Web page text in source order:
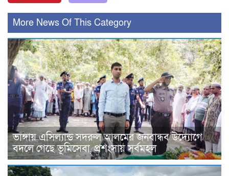
More News Of This Category
ভাঙ্গায় এসিল্যান্ড সদরুল আলমের জনবান্ধব উদ্যোগে
বদলে গেছে ভূমিসেবা, প্রশংসায় সর্বমহল